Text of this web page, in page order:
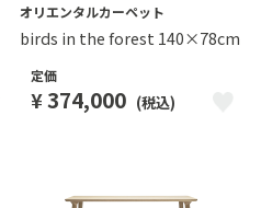
オリエンタルカーペット
birds in the forest 140×78cm
定価
¥374,000 (税込)